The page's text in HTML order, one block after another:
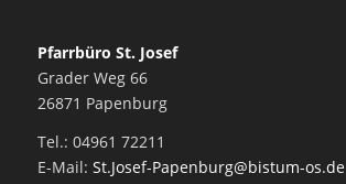
Pfarrbüro St. Josef
Grader Weg 66
26871 Papenburg
Tel.: 04961 72211
E-Mail: St.Josef-Papenburg@bistum-os.de